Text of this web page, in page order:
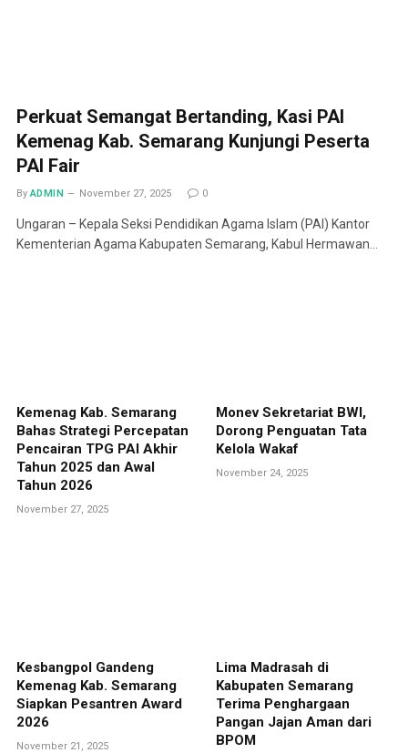
Perkuat Semangat Bertanding, Kasi PAI
Kemenag Kab. Semarang Kunjungi Peserta
PAI Fair
By ADMIN November 27, 2025 0
Ungaran – Kepala Seksi Pendidikan Agama Islam (PAI) Kantor
Kementerian Agama Kabupaten Semarang, Kabul Hermawan…
Kemenag Kab. Semarang
Bahas Strategi Percepatan
Pencairan TPG PAI Akhir
Tahun 2025 dan Awal
Tahun 2026
November 27, 2025
Monev Sekretariat BWI,
Dorong Penguatan Tata
Kelola Wakaf
November 24, 2025
Kesbangpol Gandeng
Kemenag Kab. Semarang
Siapkan Pesantren Award
2026
November 21, 2025
Lima Madrasah di
Kabupaten Semarang
Terima Penghargaan
Pangan Jajan Aman dari
BPOM